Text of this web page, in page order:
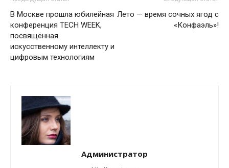
В Москве прошла юбилейная
конференция TECH WEEK,
посвящённая
искусственному интеллекту и
цифровым технологиям
Лето — время сочных ягод с
«Конфаэль»!
Администратор